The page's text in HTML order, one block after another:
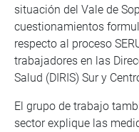
situación del Vale de
cuestionamientos
respecto al proceso
trabajadores en las
Salud (DIRIS) Sur y
El grupo de trabajo
sector explique las